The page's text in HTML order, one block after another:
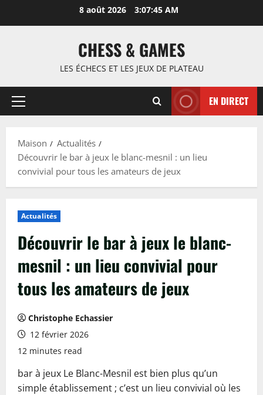
8 août 2026 3:07:46 AM
CHESS & GAMES
LES ÉCHECS ET LES JEUX DE PLATEAU
Menu
EN DIRECT
Maison
Actualités
Découvrir le bar à jeux le blanc-mesnil : un lieu
convivial pour tous les amateurs de jeux
Actualités
Découvrir le bar à jeux le blanc-
mesnil : un lieu convivial pour
tous les amateurs de jeux
Christophe Echassier
12 février 2026
12 minutes read
bar à jeux Le Blanc-Mesnil est bien plus qu’un
simple établissement ; c’est un lieu convivial où les